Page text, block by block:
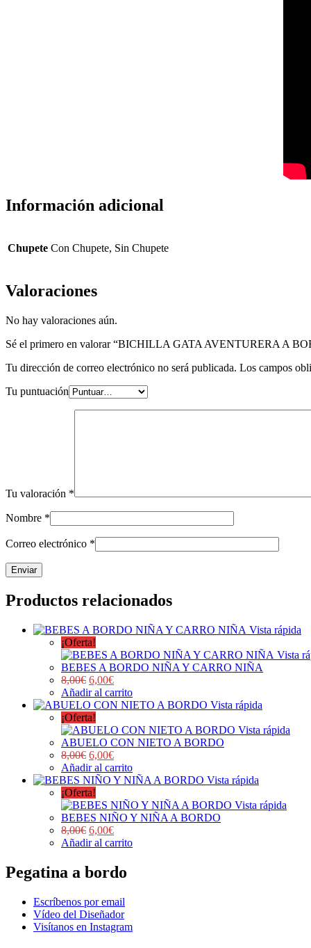
Información adicional
Chupete Con Chupete, Sin Chupete
Valoraciones
No hay valoraciones aún.
Sé el primero en valorar “BICHILLA GATA AVENTURERA A
Tu dirección de correo electrónico no será publicada. Los campos
Tu puntuación
Tu valoración *
Nombre *
Correo electrónico *
Productos relacionados
Vista rápida
¡Oferta!
Vista
BEBES A BORDO NIÑA Y CARRO NIÑA
8,00€ 6,00€
Añadir al carrito
Vista rápida
¡Oferta!
Vista rápida
ABUELO CON NIETO A BORDO
8,00€ 6,00€
Añadir al carrito
Vista rápida
¡Oferta!
Vista rápida
BEBES NIÑO Y NIÑA A BORDO
8,00€ 6,00€
Añadir al carrito
Pegatina a bordo
Escríbenos por email
Vídeo del Diseñador
Visítanos en Instagram